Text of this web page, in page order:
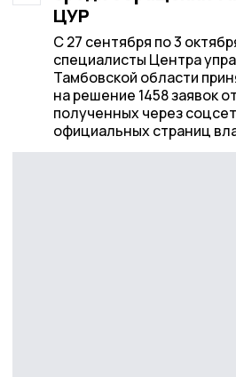
ЦУР
С 27 сентября по 3
специалисты Центра
Тамбовской области
на решение 1458 заявок
полученных через
официальных страниц